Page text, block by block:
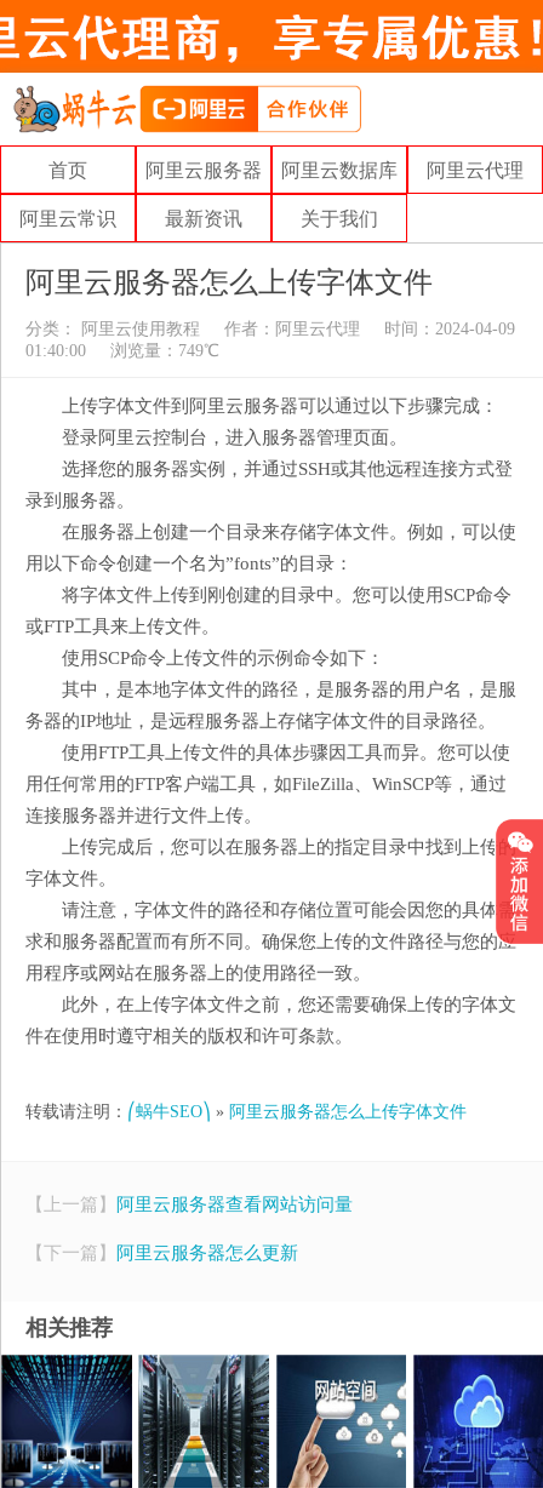
首页 阿里云服务器 阿里云数据库 阿里云代理
阿里云常识 最新资讯 关于我们
阿里云服务器怎么上传字体文件
分类： 阿里云使用教程 作者： 阿里云代理
时间：2024-04-09
01:40:00
浏览量：749℃
上传字体文件到阿里云服务器可以通过以下步骤完成：
登录阿里云控制台，进入服务器管理页面。
选择您的服务器实例，并通过SSH或其他远程连接方式登
录到服务器。
在服务器上创建一个目录来存储字体文件。例如，可以使
用以下命令创建一个名为”fonts”的目录：
将字体文件上传到刚创建的目录中。您可以使用SCP命令
或FTP工具来上传文件。
使用SCP命令上传文件的示例命令如下：
其中，是本地字体文件的路径，是服务器的用户名，是服
务器的IP地址，是远程服务器上存储字体文件的目录路径。
使用FTP工具上传文件的具体步骤因工具而异。您可以使
用任何常用的FTP客户端工具，如FileZilla、WinSCP等，通过
连接服务器并进行文件上传。
上传完成后，您可以在服务器上的指定目录中找到上传的
字体文件。
请注意，字体文件的路径和存储位置可能会因您的具体需
求和服务器配置而有所不同。确保您上传的文件路径与您的应
用程序或网站在服务器上的使用路径一致。
此外，在上传字体文件之前，您还需要确保上传的字体文
件在使用时遵守相关的版权和许可条款。
转载请注明： ⎛蜗牛SEO⎞ » 阿里云服务器怎么上传字体文件
【上一篇】 阿里云服务器查看网站访问量
【下一篇】 阿里云服务器怎么更新
相关推荐